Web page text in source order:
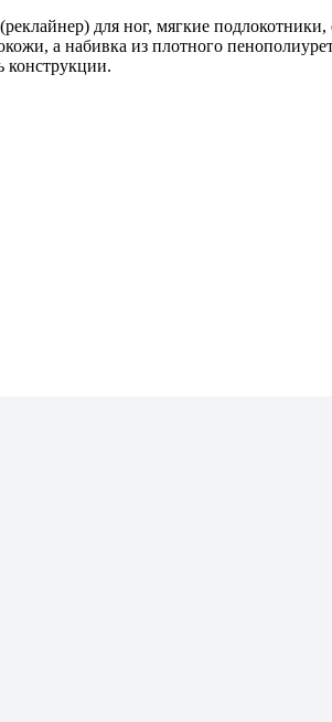
для ног, мягкие
а набивка из плотного
конструкции.